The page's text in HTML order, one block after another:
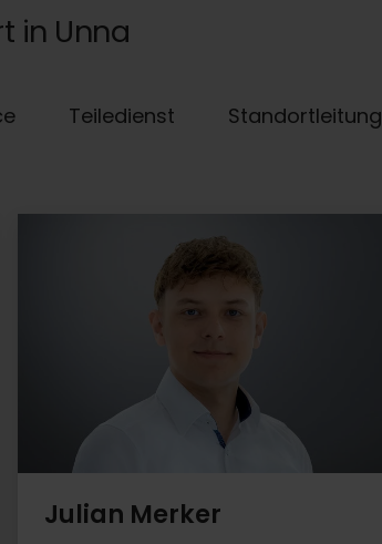
in Unna
Teiledienst Standortleitung
Julian Merker